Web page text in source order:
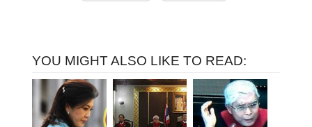
YOU MIGHT ALSO LIKE TO READ: